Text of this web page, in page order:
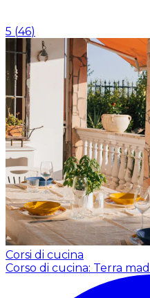
5 (46)
Corsi di cucina
Corso di cucina: Terra